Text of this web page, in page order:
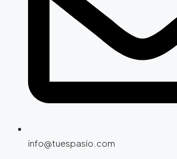
info@tuespasio.com